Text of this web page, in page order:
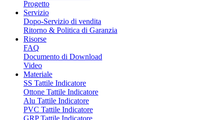
Progetto
Servizio
Dopo-Servizio di vendita
Ritorno & Politica di Garanzia
Risorse
FAQ
Documento di Download
Video
Materiale
SS Tattile Indicatore
Ottone Tattile Indicatore
Alu Tattile Indicatore
PVC Tattile Indicatore
GRP Tattile Indicatore